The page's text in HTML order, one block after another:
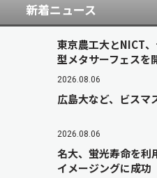
新着ニュース
東京農工大とNICT
型メタサーフェスを
2026.08.06
広島大など、ビスマ
2026.08.06
名大、蛍光寿命を利
イメージングに成功